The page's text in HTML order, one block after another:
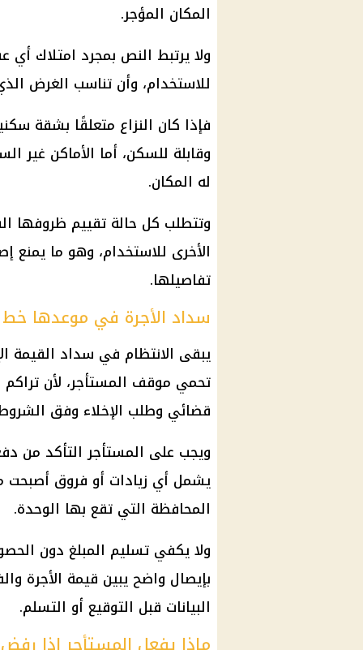
المكان المؤجر.
ولا يرتبط النص بمجرد امتلاك أي
للاستخدام، وأن تناسب الغرض
فإذا كان النزاع متعلقًا بشقة
وقابلة للسكن، أما الأماكن
له المكان.
وتتطلب كل حالة تقييم ظروفها
الأخرى للاستخدام، وهو ما يمنع
تفاصيلها.
سداد الأجرة في موعدها خط
يبقى الانتظام في سداد القيمة
تحمي موقف المستأجر، لأن تراكم
قضائي وطلب الإخلاء وفق الشروط
ويجب على المستأجر التأكد من
يشمل أي زيادات أو فروق أصبحت
المحافظة التي تقع بها الوحدة.
ولا يكفي تسليم المبلغ دون
بإيصال واضح يبين قيمة الأجرة
البيانات قبل التوقيع أو التسلم.